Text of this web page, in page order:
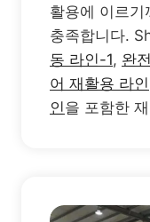
활용에 이르
충족합니다.
동 라인-1, 완
어 재활용 라인
인을 포함한